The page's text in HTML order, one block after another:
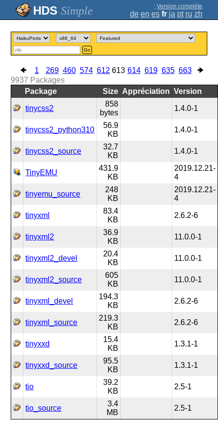
Simple ; Version complète
de en es fr ja pt ru zh
Go
1 269 460 574 612 613 614 619 635 663
9937 Packages
Package
Size Appréciation Version
tinycss2
858
bytes
1.4.0-1
tinycss2_python310
56.9
KB
1.4.0-1
tinycss2_source
32.7
KB
1.4.0-1
TinyEMU
431.9
KB
2019.12.21-
4
tinyemu_source
248
KB
2019.12.21-
4
tinyxml
83.4
KB
2.6.2-6
tinyxml2
36.9
KB
11.0.0-1
tinyxml2_devel
20.4
KB
11.0.0-1
tinyxml2_source
605
KB
11.0.0-1
tinyxml_devel
194.3
KB
2.6.2-6
tinyxml_source
219.3
KB
2.6.2-6
tinyxxd
15.4
KB
1.3.1-1
tinyxxd_source
95.5
KB
1.3.1-1
tio
39.2
KB
2.5-1
tio_source
3.4
MB
2.5-1